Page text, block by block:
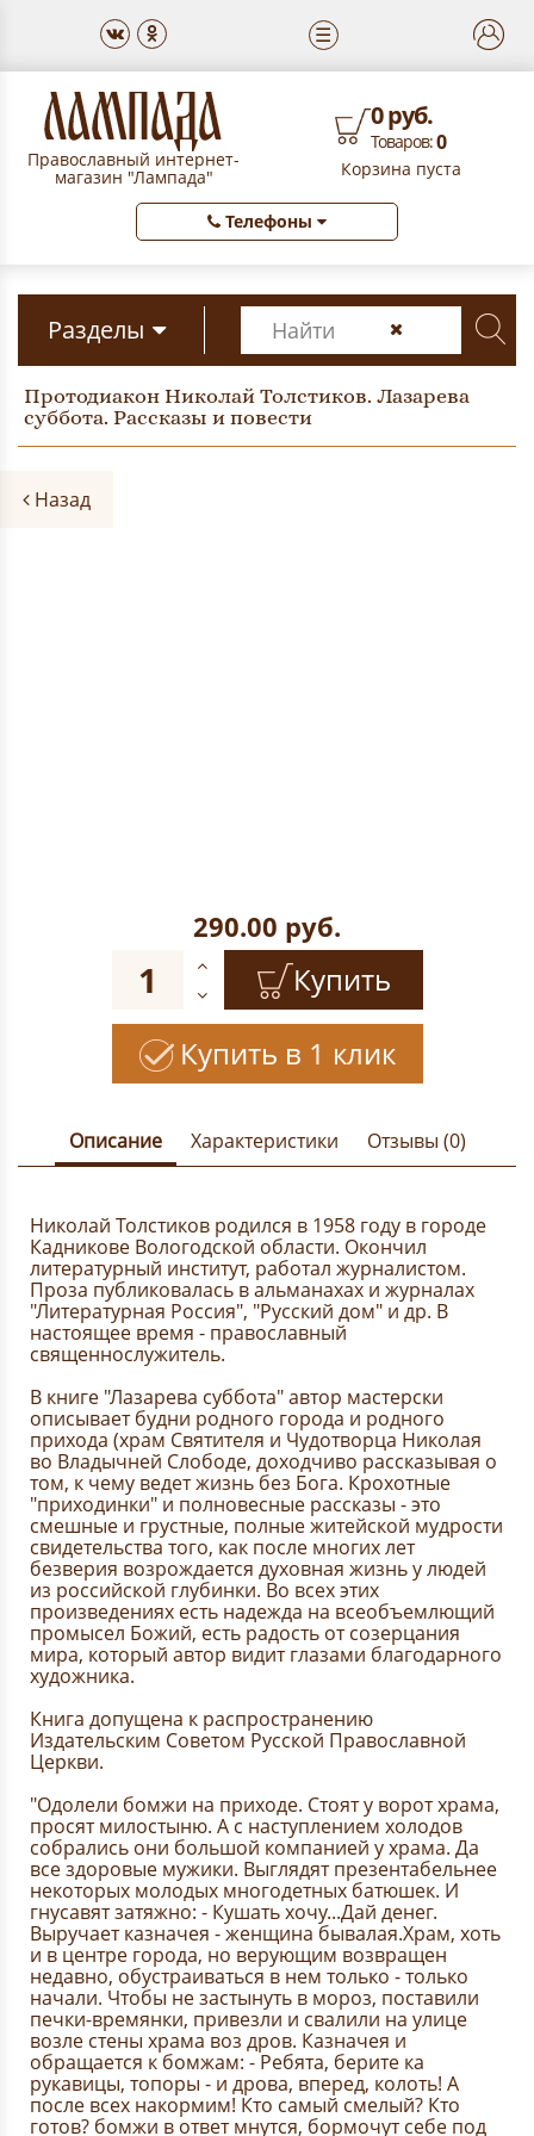
☰
Православный интернет-
магазин "Лампада"
0 руб.
Товаров:0
Корзина пуста
Телефоны
Разделы
Протодиакон Николай Толстиков. Лазарева
суббота. Рассказы и повести
Назад
290.00 руб.
Купить
Купить в 1 клик
Описание Характеристики Отзывы (0)
Николай Толстиков родился в 1958 году в городе
Кадникове Вологодской области. Окончил
литературный институт, работал журналистом.
Проза публиковалась в альманахах и журналах
"Литературная Россия", "Русский дом" и др. В
настоящее время - православный
священнослужитель.
В книге "Лазарева суббота" автор мастерски
описывает будни родного города и родного
прихода (храм Святителя и Чудотворца Николая
во Владычней Слободе, доходчиво рассказывая о
том, к чему ведет жизнь без Бога. Крохотные
"приходинки" и полновесные рассказы - это
смешные и грустные, полные житейской мудрости
свидетельства того, как после многих лет
безверия возрождается духовная жизнь у людей
из российской глубинки. Во всех этих
произведениях есть надежда на всеобъемлющий
промысел Божий, есть радость от созерцания
мира, который автор видит глазами благодарного
художника.
Книга допущена к распространению
Издательским Советом Русской Православной
Церкви.
"Одолели бомжи на приходе. Стоят у ворот храма,
просят милостыню. А с наступлением холодов
собрались они большой компанией у храма. Да
все здоровые мужики. Выглядят презентабельнее
некоторых молодых многодетных батюшек. И
гнусавят затяжно: - Кушать хочу...Дай денег.
Выручает казначея - женщина бывалая.Храм, хоть
и в центре города, но верующим возвращен
недавно, обустраиваться в нем только - только
начали. Чтобы не застынуть в мороз, поставили
печки-времянки, привезли и свалили на улице
возле стены храма воз дров. Казначея и
обращается к бомжам: - Ребята, берите ка
рукавицы, топоры - и дрова, вперед, колоть! А
после всех накормим! Кто самый смелый? Кто
готов? бомжи в ответ мнутся, бормочут себе под